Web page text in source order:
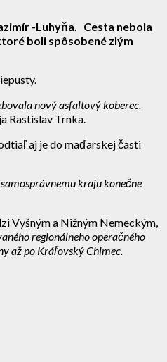
-Luhyňa. Cesta nebola
boli spôsobené zlým
nový asfaltový koberec.
Rastislav Trnka.
aj je do maďarskej časti
kraju konečne
Vyšným a Nižným Nemeckým,
regionálneho operačného
až po Kráľovský Chlmec.